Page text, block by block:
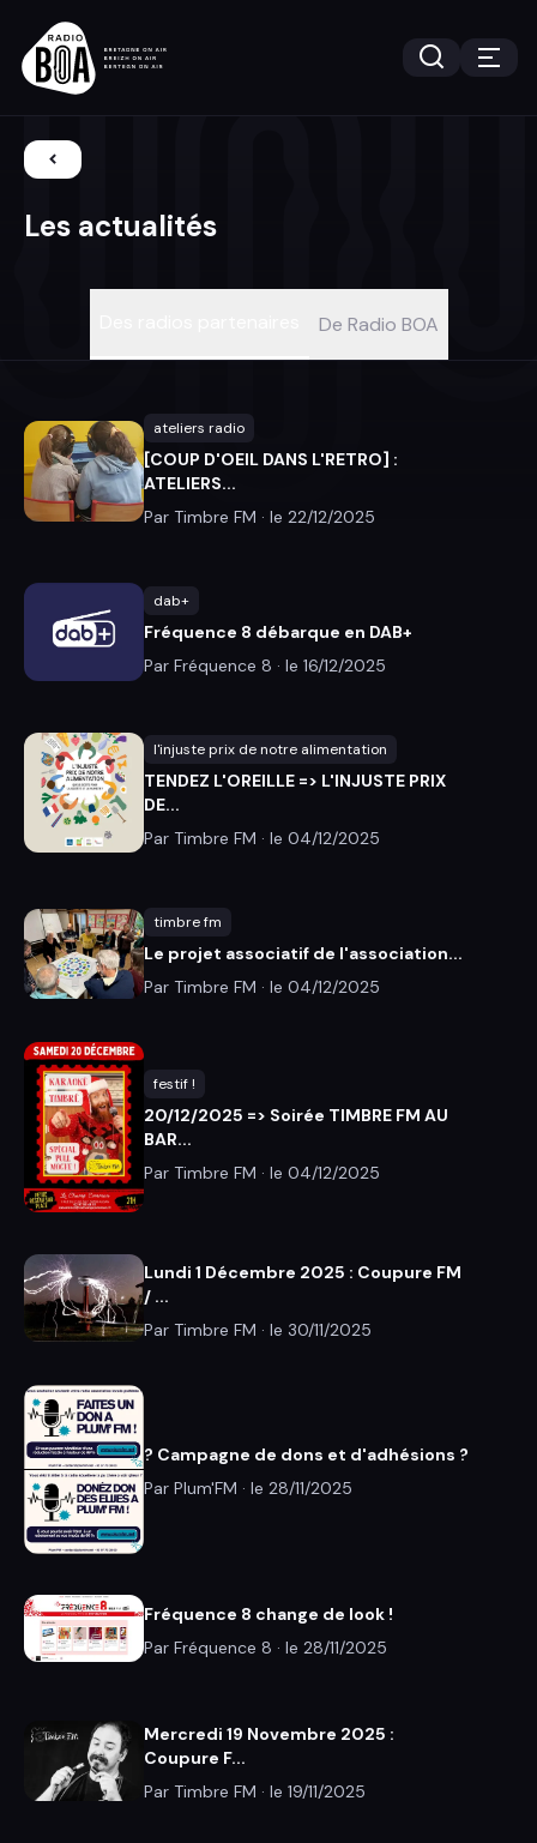
Les actualités
De Radio BOA
ateliers radio
[COUP D'OEIL DANS L'RETRO] :
ATELIERS...
Par Timbre FM · le 22/12/2025
dab+
Fréquence 8 débarque en DAB+
Par Fréquence 8 · le 16/12/2025
l'injuste prix de notre alimentation
TENDEZ L'OREILLE => L'INJUSTE PRIX
DE...
Par Timbre FM · le 04/12/2025
timbre fm
Le projet associatif de l'association...
Par Timbre FM · le 04/12/2025
festif !
20/12/2025 => Soirée TIMBRE FM AU
BAR...
Par Timbre FM · le 04/12/2025
Lundi 1 Décembre 2025 : Coupure FM
/ ...
Par Timbre FM · le 30/11/2025
? Campagne de dons et d'adhésions ?
Par Plum'FM · le 28/11/2025
Fréquence 8 change de look !
Par Fréquence 8 · le 28/11/2025
Mercredi 19 Novembre 2025 :
Coupure F...
Par Timbre FM · le 19/11/2025